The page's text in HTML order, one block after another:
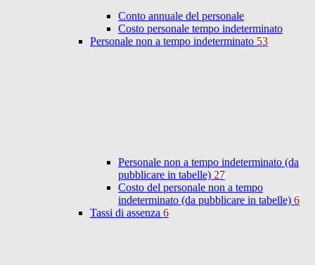
Conto annuale del personale
Costo personale tempo indeterminato
Personale non a tempo indeterminato 53
Personale non a tempo indeterminato (da
pubblicare in tabelle) 27
Costo del personale non a tempo
indeterminato (da pubblicare in tabelle) 6
Tassi di assenza 6